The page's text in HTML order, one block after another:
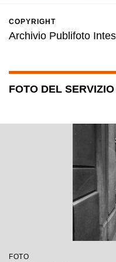
COPYRIGHT
Archivio Publifoto
FOTO DEL
FOTO